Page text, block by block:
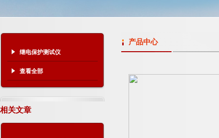
继电保护测试仪
查看全部
相关文章
产品中心